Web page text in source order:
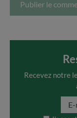
Recevez notre